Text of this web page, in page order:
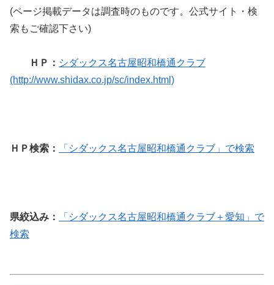
(ページ掲載データは調査時のものです。公式サイト・検
索もご確認下さい)
ＨＰ： シダックス名古屋昭和橋通クラブ
(http://www.shidax.co.jp/sc/index.html)
ＨＰ検索： 「シダックス名古屋昭和橋通クラブ」で検索
県絞込み：
「シダックス名古屋昭和橋通クラブ＋愛知」で
検索